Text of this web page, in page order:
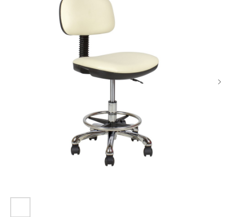
Напишите нам и и мы свяжемся
с вами в ближайшее время